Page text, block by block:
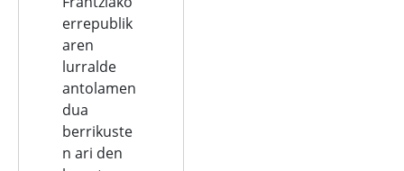
errepublik
aren
lurralde
antolamen
dua
berrikuste
n ari den